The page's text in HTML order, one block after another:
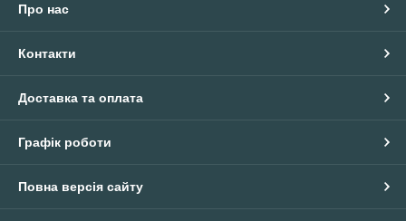
Про нас
Контакти
Доставка та оплата
Графік роботи
Повна версія сайту